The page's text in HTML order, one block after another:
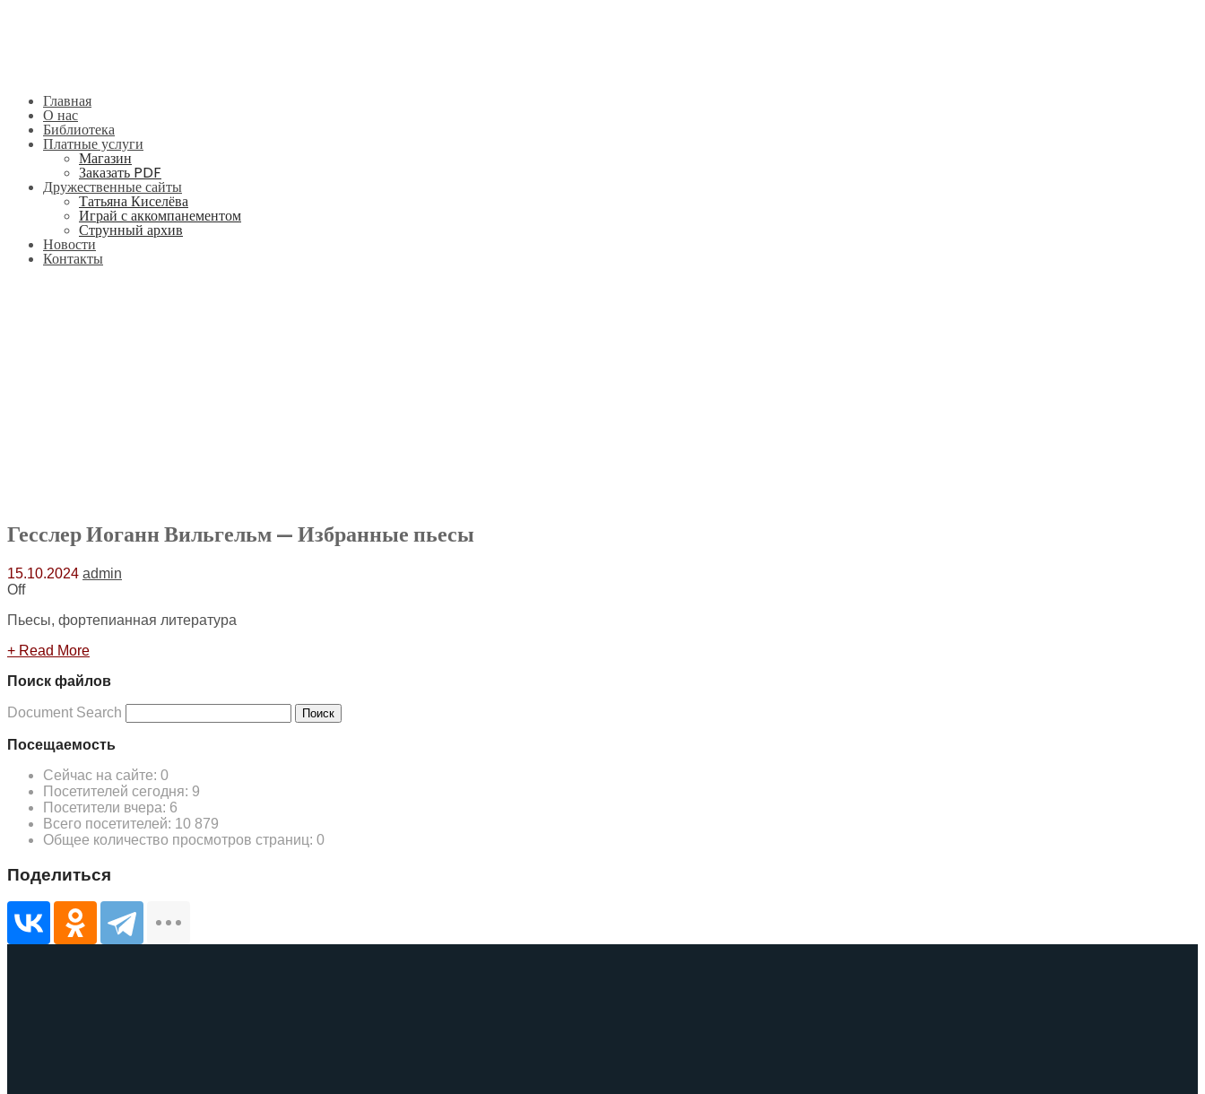
Главная
О нас
Библиотека
Платные услуги
Магазин
Заказать PDF
Дружественные сайты
Татьяна Киселёва
Играй с аккомпанементом
Струнный архив
Новости
Контакты
Гесслер Иоганн Вильгельм — Избранные пьесы
15.10.2024 admin
Off
Пьесы, фортепианная литература
+ Read More
Поиск файлов
Document Search Поиск
Посещаемость
Сейчас на сайте: 0
Посетителей сегодня: 9
Посетители вчера: 6
Всего посетителей: 10 879
Общее количество просмотров страниц: 0
Поделиться